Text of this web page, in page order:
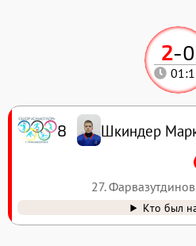
2-0
8 Шкиндер
27.
Кто был